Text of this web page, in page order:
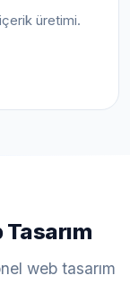
üretimi.
web tasarım